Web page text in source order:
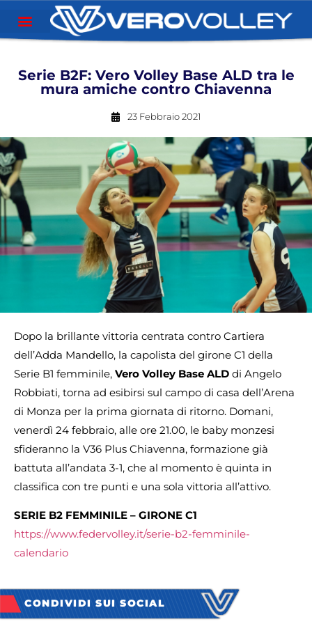
Serie B2F: Vero Volley Base ALD tra le
mura amiche contro Chiavenna
23 Febbraio 2021
Dopo la brillante vittoria centrata contro Cartiera
dell’Adda Mandello, la capolista del girone C1 della
Serie B1 femminile, Vero Volley Base ALD di Angelo
Robbiati, torna ad esibirsi sul campo di casa dell’Arena
di Monza per la prima giornata di ritorno. Domani,
venerdì 24 febbraio, alle ore 21.00, le baby monzesi
sfideranno la V36 Plus Chiavenna, formazione già
battuta all’andata 3-1, che al momento è quinta in
classifica con tre punti e una sola vittoria all’attivo.
SERIE B2 FEMMINILE – GIRONE C1
https://www.federvolley.it/serie-b2-femminile-
calendario
CONDIVIDI SUI SOCIAL